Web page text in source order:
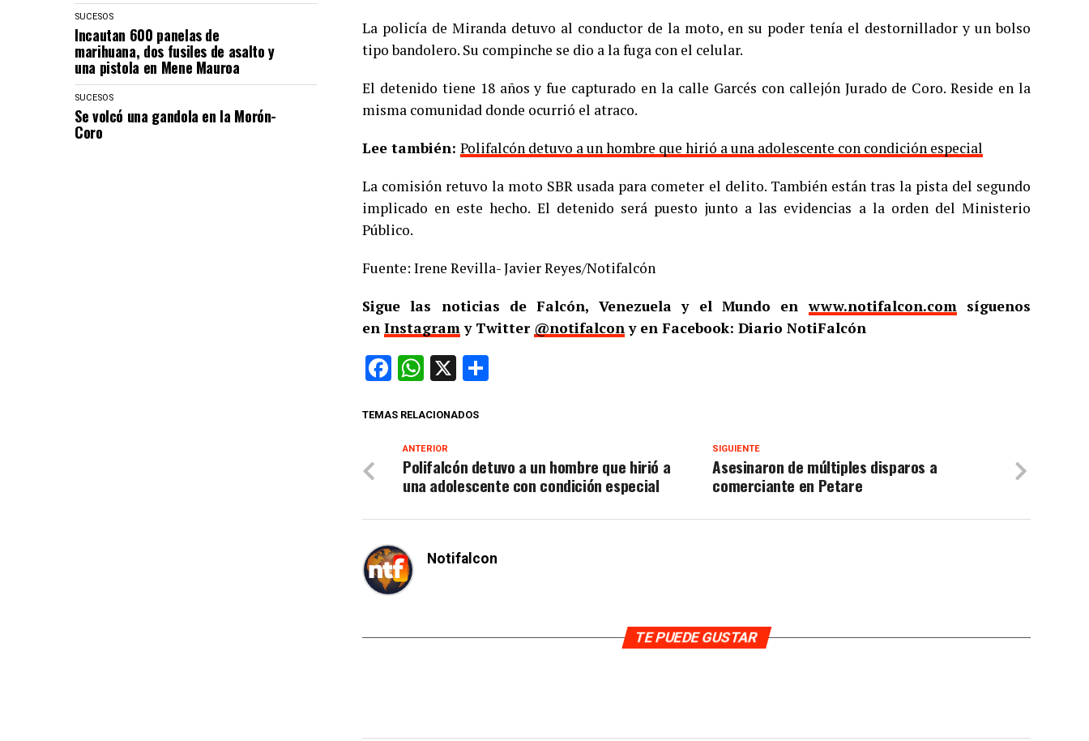
SUCESOS
Incautan 600 panelas de
marihuana, dos fusiles de asalto y
una pistola en Mene Mauroa
SUCESOS
Se volcó una gandola en la Morón-
Coro
La policía de Miranda detuvo al conductor de la moto, en su poder tenía el destornillador y un bolso
tipo bandolero. Su compinche se dio a la fuga con el celular.
El detenido tiene 18 años y fue capturado en la calle Garcés con callejón Jurado de Coro. Reside en la
misma comunidad donde ocurrió el atraco.
Lee también: Polifalcón detuvo a un hombre que hirió a una adolescente con condición especial
La comisión retuvo la moto SBR usada para cometer el delito. También están tras la pista del segundo
implicado en este hecho. El detenido será puesto junto a las evidencias a la orden del Ministerio
Público.
Fuente: Irene Revilla- Javier Reyes/Notifalcón
Sigue las noticias de Falcón, Venezuela y el Mundo enwww.notifalcon.comsíguenos
en Instagramy Twitter @notifalcony en Facebook: Diario NotiFalcón
Facebook
WhatsApp
X
TEMAS RELACIONADOS
SIGUIENTE
Asesinaron de múltiples disparos a
comerciante en Petare
ANTERIOR
Polifalcón detuvo a un hombre que hirió a
una adolescente con condición especial
Notifalcon
TE PUEDE GUSTAR